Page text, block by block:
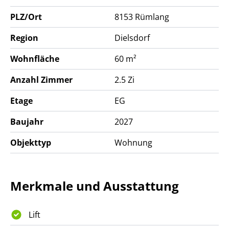
Ihnen die ausführliche Verkaufsdokumentation zu
und stehen Ihnen für ein persönliches Gespräch
gerne zur Verfügung.
Wir freuen uns auf Ihre Kontaktaufnahme.
PLZ/Ort
8153 Rümlang
Region
Dielsdorf
Wohnfläche
60 m²
Anzahl Zimmer
2.5 Zi
Etage
EG
Baujahr
2027
Objekttyp
Wohnung
Merkmale und Ausstattung
Lift